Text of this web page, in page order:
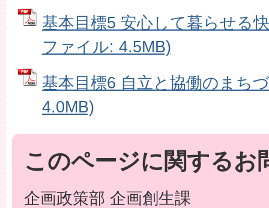
基本目標5 安心して暮らせる
ファイル: 4.5MB)
基本目標6 自立と協働のまち
4.0MB)
このページに関するお
企画政策部 企画創生課